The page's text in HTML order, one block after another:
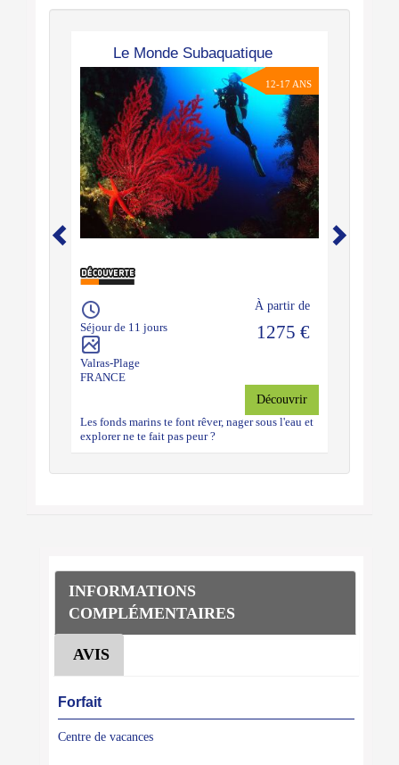
Le Monde Subaquatique
12-17 ANS
Séjour de 11 jours
Valras-Plage
FRANCE
À partir de
1275 €
Découvrir
Les fonds marins te font rêver, nager sous l'eau et
explorer ne te fait pas peur ?
INFORMATIONS
COMPLÉMENTAIRES
AVIS
Forfait
Centre de vacances